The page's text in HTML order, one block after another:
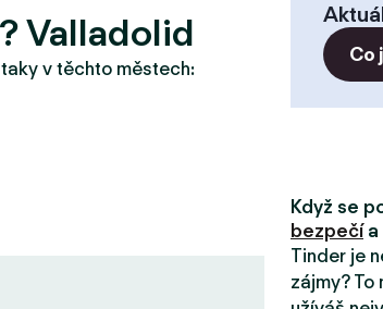
Valladolid
v těchto městech:
Co
Když se
bezpečía
Tinder je
zájmy?